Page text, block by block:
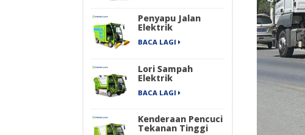
Penyapu Jalan
Elektrik
BACA LAGI
Lori Sampah
Elektrik
BACA LAGI
Kenderaan Pencuci
Tekanan Tinggi